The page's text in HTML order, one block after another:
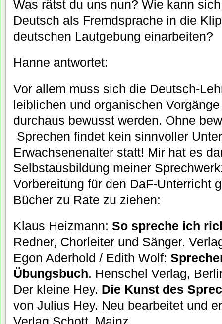
Was rätst du uns nun? Wie kann
Deutsch als Fremdsprache in die
deutschen Lautgebung einarbeiten?
Hanne antwortet:
Vor allem muss sich die Deutsch-
leiblichen und organischen
durchaus bewusst werden. Ohne
Sprechen findet kein sinnvoller
Erwachsenenalter statt! Mir hat es
Selbstausbildung meiner
Vorbereitung für den DaF-Unterricht
Bücher zu Rate zu ziehen:
Klaus Heizmann: So spreche ich
Redner, Chorleiter und Sänger.
Egon Aderhold / Edith Wolf:
Übungsbuch. Henschel Verlag,
Der kleine Hey. Die Kunst des
von Julius Hey. Neu bearbeitet und
Verlag Schott, Mainz